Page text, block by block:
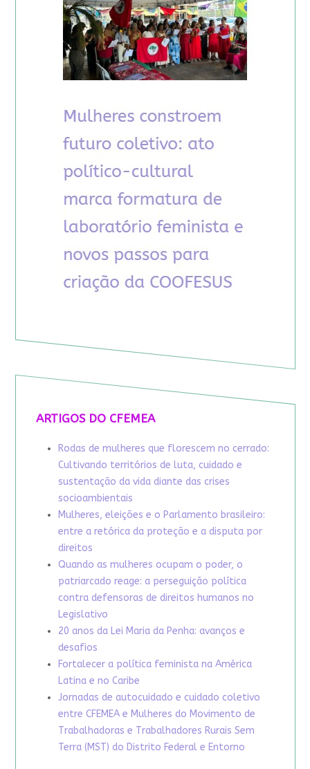
ARTIGOS DO CFEMEA
Rodas de mulheres que florescem no cerrado:
Cultivando territórios de luta, cuidado e
sustentação da vida diante das crises
socioambientais
Mulheres, eleições e o Parlamento brasileiro:
entre a retórica da proteção e a disputa por
direitos
Quando as mulheres ocupam o poder, o
patriarcado reage: a perseguição política
contra defensoras de direitos humanos no
Legislativo
20 anos da Lei Maria da Penha: avanços e
desafios
Fortalecer a política feminista na América
Latina e no Caribe
Jornadas de autocuidado e cuidado coletivo
entre CFEMEA e Mulheres do Movimento de
Trabalhadoras e Trabalhadores Rurais Sem
Terra (MST) do Distrito Federal e Entorno